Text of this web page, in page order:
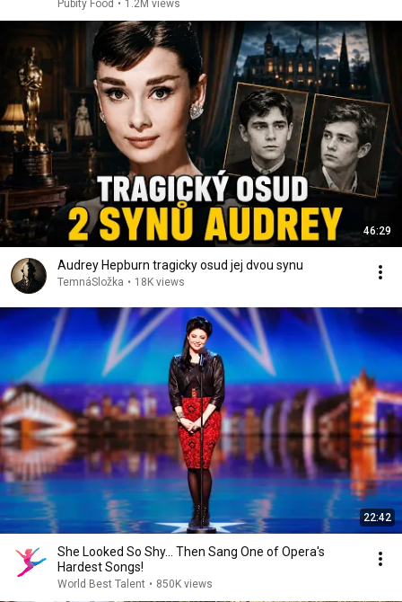
Pubity Food • 1.2M views
46:29
Audrey Hepburn tragicky osud jej dvou synu
TemnáSložka • 18K views
22:42
She Looked So Shy... Then Sang One of Opera's
Hardest Songs!
World Best Talent • 850K views